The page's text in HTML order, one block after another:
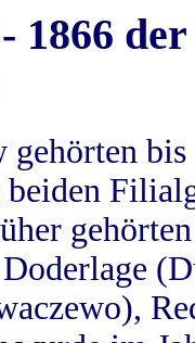
1866